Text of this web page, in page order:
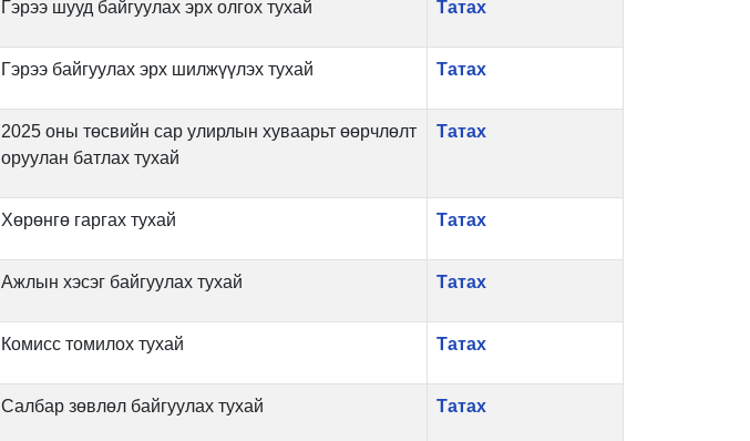
Гэрээ шууд байгуулах эрх олгох тухай Татах
Гэрээ байгуулах эрх шилжүүлэх тухай Татах
2025 оны төсвийн сар улирлын хуваарьт өөрчлөлт
оруулан батлах тухай
Татах
Хөрөнгө гаргах тухай Татах
Ажлын хэсэг байгуулах тухай Татах
Комисс томилох тухай Татах
Салбар зөвлөл байгуулах тухай Татах